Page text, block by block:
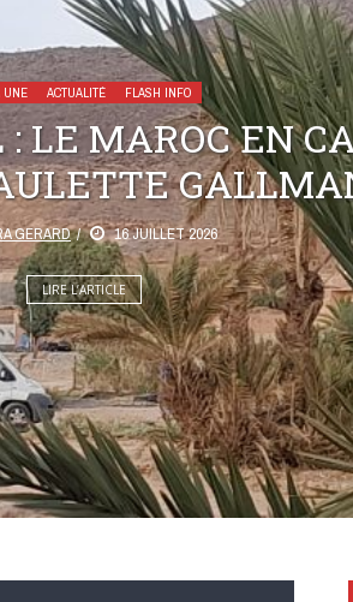
UNE ACTUALITÉ FLASH INFO
LE MAROC EN
GERARD 16 JUILLET 2026
LIRE L’ARTICLE